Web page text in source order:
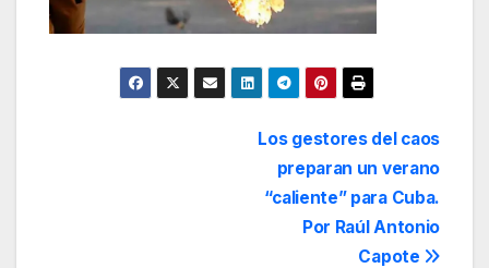
Los gestores del caos
preparan un verano
“caliente” para Cuba.
Por Raúl Antonio
Capote